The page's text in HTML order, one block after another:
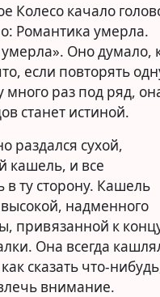
Колесо качало
Романтика умерла.
Оно думало,
если повторять
много раз под ряд,
станет истиной.
раздался сухой,
кашель, и все
в ту сторону. Кашель
надменного
привязанной к
Она всегда
сказать что-
внимание.